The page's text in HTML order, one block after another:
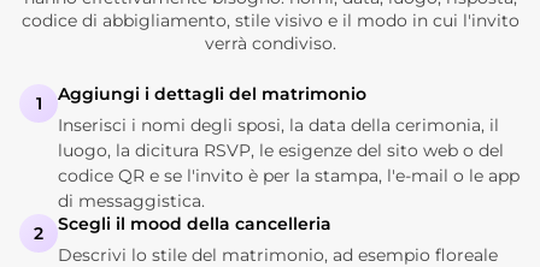
codice di abbigliamento, stile visivo e il modo in cui l'invito
verrà condiviso.
1
Aggiungi i dettagli del matrimonio
Inserisci i nomi degli sposi, la data della cerimonia, il
luogo, la dicitura RSVP, le esigenze del sito web o del
codice QR e se l'invito è per la stampa, l'e-mail o le app
di messaggistica.
2
Scegli il mood della cancelleria
Descrivi lo stile del matrimonio, ad esempio floreale